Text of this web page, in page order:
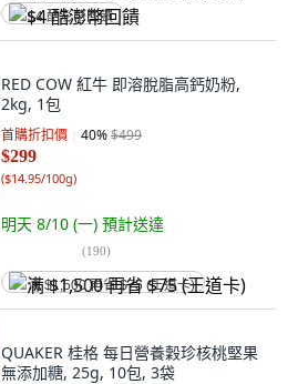
$4 酷澎幣回饋
RED COW 紅牛 即溶脫脂高鈣奶粉,
2kg, 1包
首購折扣價 40%$499
$299
($14.95/100g)
明天 8/10 (一) 預計送達
(190)
满 $1,500 再省 $75 (王道卡)
QUAKER 桂格 每日營養穀珍核桃堅果
無添加糖, 25g, 10包, 3袋